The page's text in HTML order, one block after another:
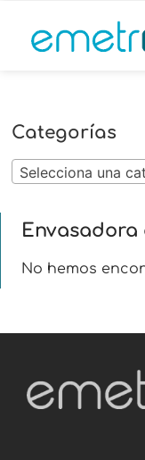
Categorías
Selecciona una
Envasadora
No hemos